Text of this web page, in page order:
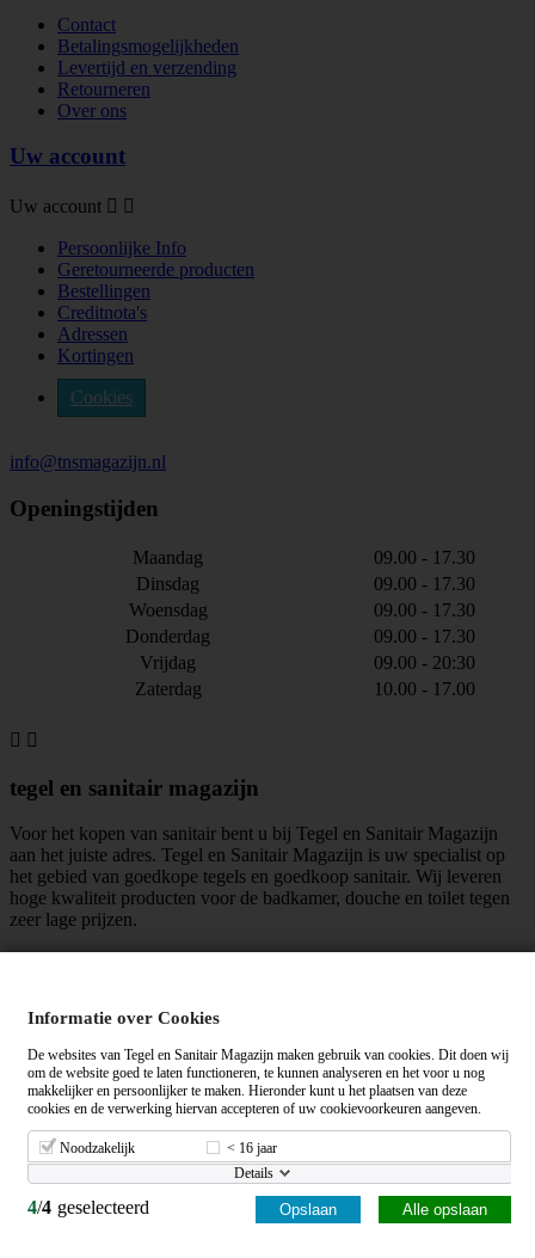
Contact
Betalingsmogelijkheden
Levertijd en verzending
Retourneren
Over ons
Uw account
Uw account  
Persoonlijke Info
Geretourneerde producten
Bestellingen
Creditnota's
Adressen
Kortingen
Cookies
info@tnsmagazijn.nl
Openingstijden
Maandag
09.00 - 17.30
Dinsdag
09.00 - 17.30
Woensdag
09.00 - 17.30
Donderdag
09.00 - 17.30
Vrijdag
09.00 - 20:30
Zaterdag
10.00 - 17.00
 
tegel en sanitair magazijn
Voor het kopen van sanitair bent u bij Tegel en Sanitair Magazijn
aan het juiste adres. Tegel en Sanitair Magazijn is uw specialist op
het gebied van goedkope tegels en goedkoop sanitair. Wij leveren
hoge kwaliteit producten voor de badkamer, douche en toilet tegen
zeer lage prijzen.
Algemene voorwaarden
Tegelensanitairmagazijn.nl wordt gemiddeld beoordeeld met een
basis van+ beoordelingen.
98% van onze klanten beveelt ons aan!
© 2012 - 2026 - Tegel en Sanitair Magazijn
Informatie over Cookies
De websites van Tegel en Sanitair Magazijn maken gebruik van cookies. Dit doen wij
om de website goed te laten functioneren, te kunnen analyseren en het voor u nog
makkelijker en persoonlijker te maken. Hieronder kunt u het plaatsen van deze
cookies en de verwerking hiervan accepteren of uw cookievoorkeuren aangeven.
Noodzakelijk
< 16 jaar
Details
4/4 geselecteerd Alle opslaan
Opslaan